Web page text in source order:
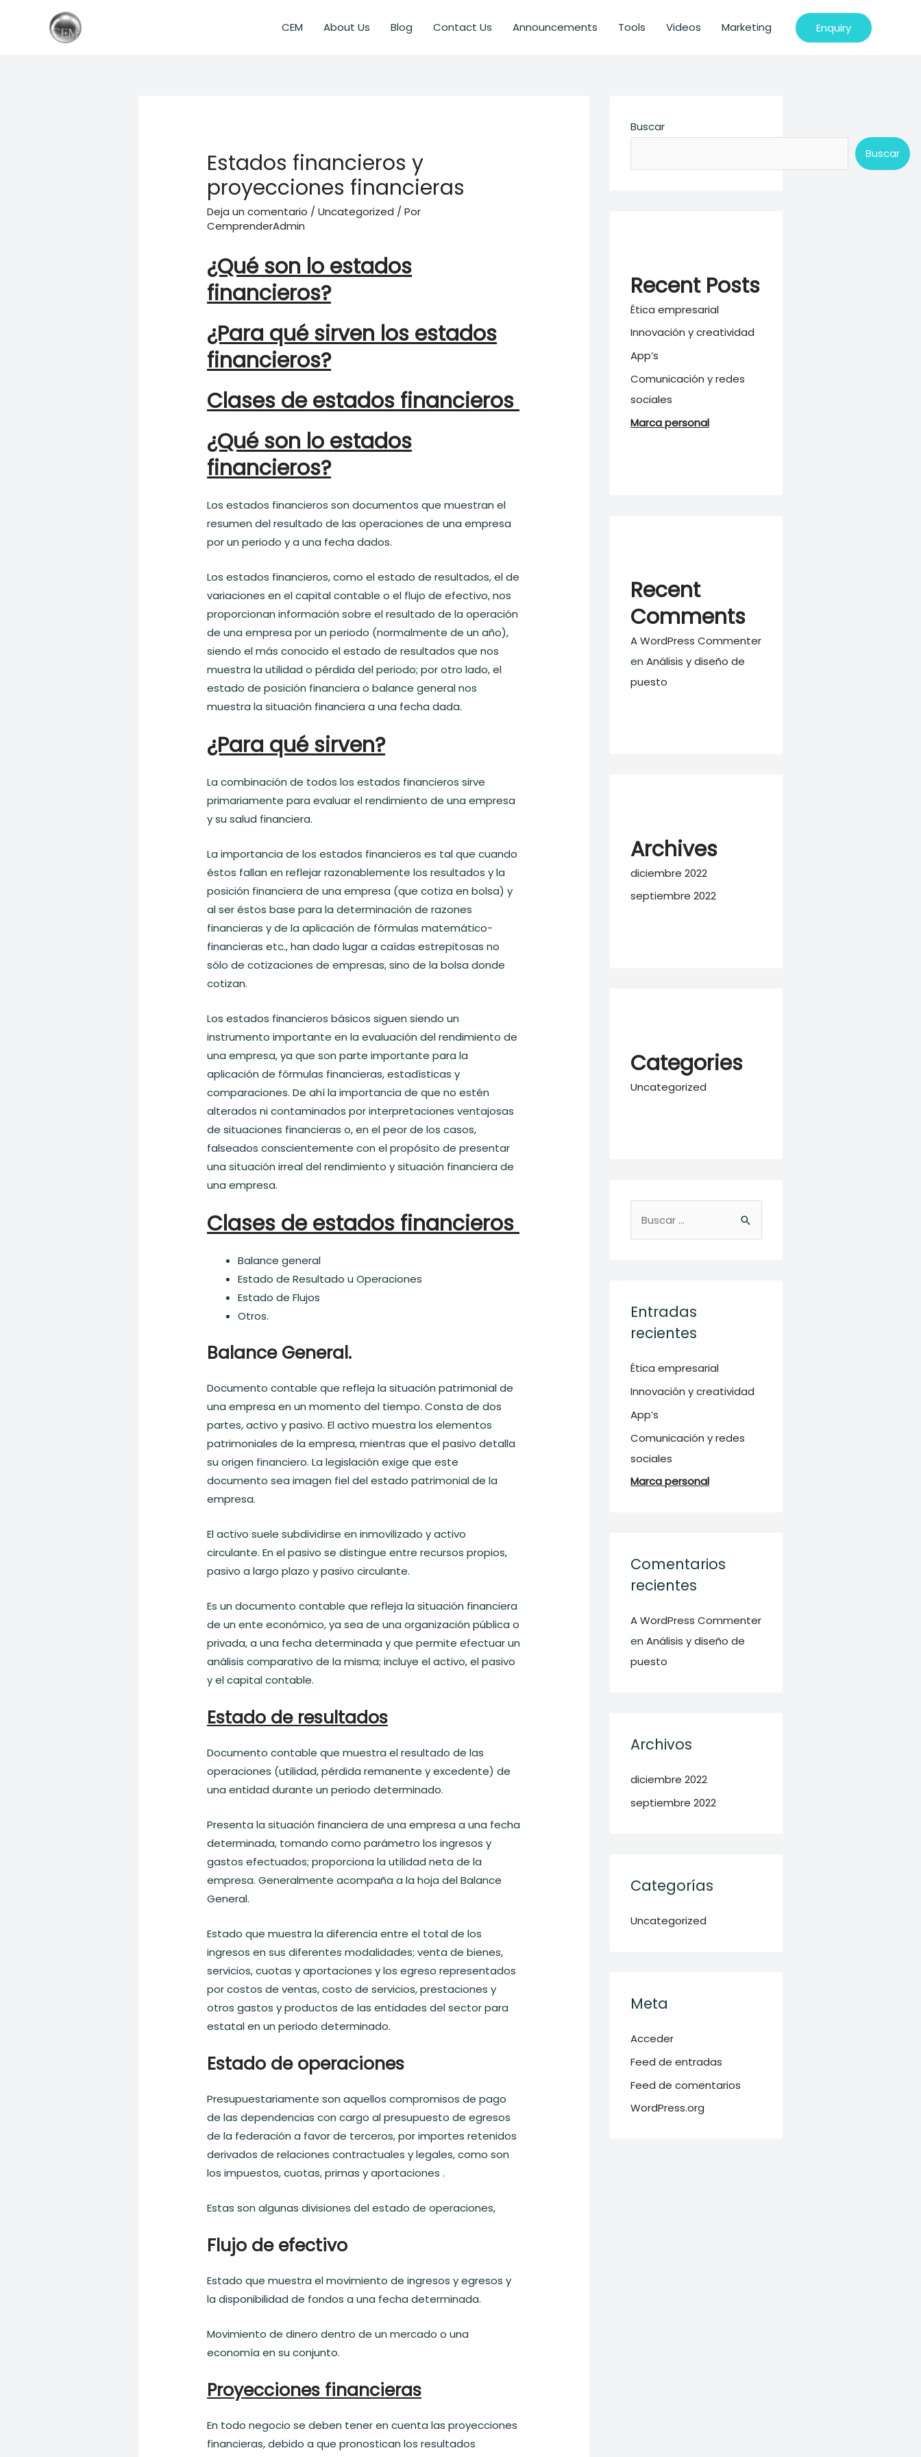
CEM About Us Blog Contact Us Announcements Tools Videos Marketing Enquiry
Estados financieros y
proyecciones financieras
Deja un comentario /Uncategorized / Por
CemprenderAdmin
¿Qué son lo estados
financieros?
¿Para quésirven los estados
financieros?
Clases de estados financieros
¿Qué son lo estados
financieros?
Los estados financieros son documentos que muestran el
resumen del resultado de las operaciones de una empresa
por un periodo y a una fecha dados.
Los estados financieros, como el estado de resultados, el de
variaciones en el capital contable o el flujo de efectivo, nos
proporcionan información sobre el resultado de la operación
de una empresa por un periodo (normalmente de un año),
siendo el más conocido el estado de resultados que nos
muestra la utilidad o pérdida del periodo; por otro lado, el
estado de posición financiera o balance general nos
muestra la situación financiera a una fecha dada.
¿Para quésirven?
La combinación de todos los estados financieros sirve
primariamente para evaluar el rendimiento de una empresa
y su salud financiera.
La importancia de los estados financieros es tal que cuando
éstos fallan en reflejar razonablemente los resultados y la
posición financiera de una empresa (que cotiza en bolsa) y
al ser éstos base para la determinación de razones
financieras y de la aplicación de fórmulas matemático-
financieras etc., han dado lugar a caídas estrepitosas no
sólo de cotizaciones de empresas, sino de la bolsa donde
cotizan.
Los estados financieros básicos siguen siendo un
instrumento importante en la evaluación del rendimiento de
una empresa, ya que son parte importante para la
aplicación de fórmulas financieras, estadísticas y
comparaciones. De ahí la importancia de que no estén
alterados ni contaminados por interpretaciones ventajosas
de situaciones financieras o, en el peor de los casos,
falseados conscientemente con el propósito de presentar
una situación irreal del rendimiento y situación financiera de
una empresa.
Clases de estados financieros
Balance general
Estado de Resultado u Operaciones
Estado de Flujos
Otros.
Balance General.
Documento contable que refleja la situación patrimonial de
una empresa en un momento del tiempo. Consta de dos
partes, activo y pasivo. El activo muestra los elementos
patrimoniales de la empresa, mientras que el pasivo detalla
su origen financiero. La legislación exige que este
documento sea imagen fiel del estado patrimonial de la
empresa.
El activo suele subdividirse en inmovilizado y activo
circulante. En el pasivo se distingue entre recursos propios,
pasivo a largo plazo y pasivo circulante.
Es un documento contable que refleja la situación financiera
de un ente económico, ya sea de una organización pública o
privada, a una fecha determinada y que permite efectuar un
análisis comparativo de la misma; incluye el activo, el pasivo
y el capital contable.
Estado de resultados
Documento contable que muestra el resultado de las
operaciones (utilidad, pérdida remanente y excedente) de
una entidad durante un periodo determinado.
Presenta la situación financiera de una empresa a una fecha
determinada, tomando como parámetro los ingresos y
gastos efectuados; proporciona la utilidad neta de la
empresa. Generalmente acompaña a la hoja del Balance
General.
Estado que muestra la diferencia entre el total de los
ingresos en sus diferentes modalidades; venta de bienes,
servicios, cuotas y aportaciones y los egreso representados
por costos de ventas, costo de servicios, prestaciones y
otros gastos y productos de las entidades del sector para
estatal en un periodo determinado.
Estado de operaciones
Presupuestariamente son aquellos compromisos de pago
de las dependencias con cargo al presupuesto de egresos
de la federación a favor de terceros, por importes retenidos
derivados de relaciones contractuales y legales, como son
los impuestos, cuotas, primas y aportaciones .
Estas son algunas divisiones del estado de operaciones,
Flujo de efectivo
Estado que muestra el movimiento de ingresos y egresos y
la disponibilidad de fondos a una fecha determinada.
Movimiento de dinero dentro de un mercado o una
economía en su conjunto.
Proyecciones financieras
En todo negocio se deben tener en cuenta las proyecciones
financieras, debido a que pronostican los resultados
Buscar
Buscar
Recent Posts
Ética empresarial
Innovación y creatividad
App’s
Comunicación y redes
sociales
Marca personal
Recent
Comments
A WordPress Commenter
en Análisis y diseño de
puesto
Archives
diciembre 2022
septiembre 2022
Categories
Uncategorized
p
r
:
Entradas
recientes
Ética empresarial
Innovación y creatividad
App’s
Comunicación y redes
sociales
Marca personal
Comentarios
recientes
A WordPress Commenter
en Análisis y diseño de
puesto
Archivos
diciembre 2022
septiembre 2022
Categorías
Uncategorized
Meta
Acceder
Feed de entradas
Feed de comentarios
WordPress.org